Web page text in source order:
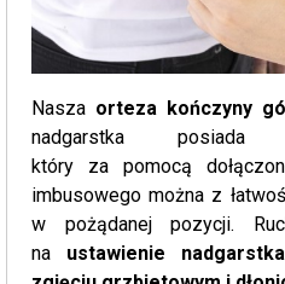
Nasza orteza kończyny
nadgarstka
który za pomocą
imbusowego można z
w pożądanej pozycji.
na ustawienie